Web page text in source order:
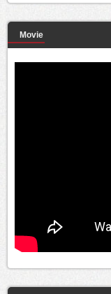
Movie